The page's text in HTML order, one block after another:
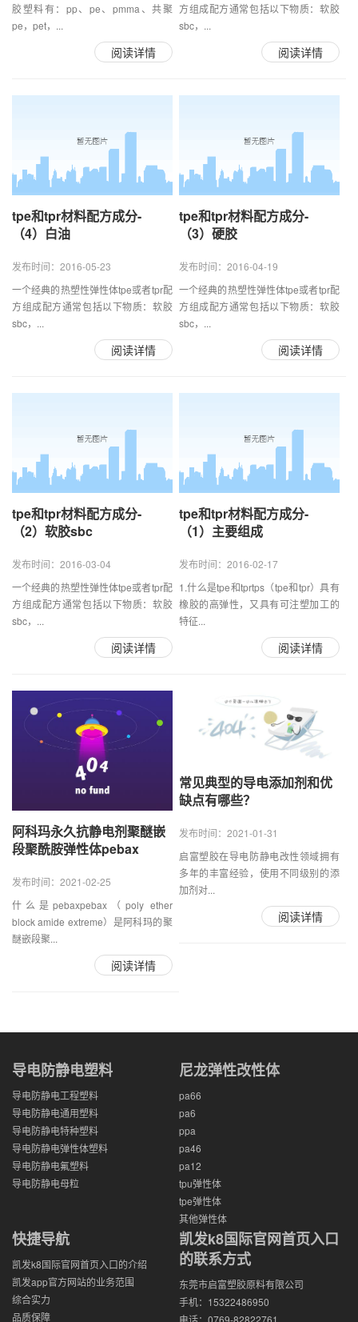
胶塑料有：pp、pe、pmma、共聚
pe，pet，...
阅读详情
方组成配方通常包括以下物质：软胶
sbc，...
阅读详情
tpe和tpr材料配方成分-
（4）白油
发布时间：2016-05-23
一个经典的热塑性弹性体tpe或者tpr配
方组成配方通常包括以下物质：软胶
sbc，...
阅读详情
tpe和tpr材料配方成分-
（3）硬胶
发布时间：2016-04-19
一个经典的热塑性弹性体tpe或者tpr配
方组成配方通常包括以下物质：软胶
sbc，...
阅读详情
tpe和tpr材料配方成分-
（2）软胶sbc
发布时间：2016-03-04
一个经典的热塑性弹性体tpe或者tpr配
方组成配方通常包括以下物质：软胶
sbc，...
阅读详情
tpe和tpr材料配方成分-
（1）主要组成
发布时间：2016-02-17
1.什么是tpe和tprtps（tpe和tpr）具有
橡胶的高弹性，又具有可注塑加工的
特征...
阅读详情
阿科玛永久抗静电剂聚醚嵌
段聚酰胺弹性体pebax
发布时间：2021-02-25
什么是pebaxpebax（poly ether
block amide extreme）是阿科玛的聚
醚嵌段聚...
阅读详情
常见典型的导电添加剂和优
缺点有哪些？
发布时间：2021-01-31
启富塑胶在导电防静电改性领域拥有
多年的丰富经验，使用不同级别的添
加剂对...
阅读详情
导电防静电塑料
导电防静电工程塑料
导电防静电通用塑料
导电防静电特种塑料
导电防静电弹性体塑料
导电防静电氟塑料
导电防静电母粒
尼龙弹性改性体
pa66
pa6
ppa
pa46
pa12
tpu弹性体
tpe弹性体
其他弹性体
快捷导航
凯发k8国际官网首页入口的介绍
凯发app官方网站的业务范围
综合实力
品质保障
凯发k8国际官网首页入口
的联系方式
东莞市启富塑胶原料有限公司
手机：15322486950